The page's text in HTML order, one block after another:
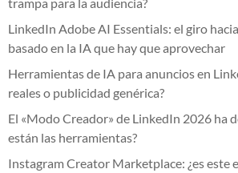
LinkedIn Adobe AI Essentials: el giro
basado en la IA que hay que aprovechar
Herramientas de IA para anuncios en
reales o publicidad genérica?
El «Modo Creador» de LinkedIn 2026 ha
están las herramientas?
Instagram Creator Marketplace: ¿es este